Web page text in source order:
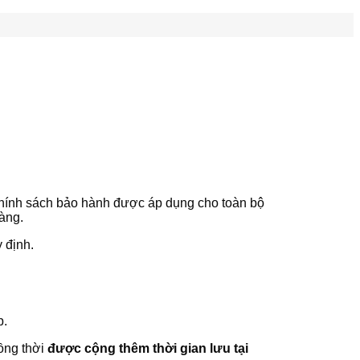
sách bảo hành được áp dụng cho toàn bộ
định.
thời được cộng thêm thời gian lưu tại